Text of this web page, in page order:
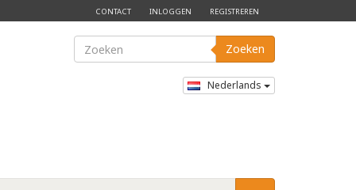
CONTACT INLOGGEN REGISTREREN
Zoeken
Nederlands